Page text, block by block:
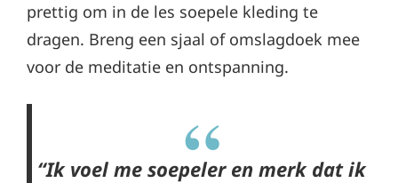
prettig om in de les soepele kleding te
dragen. Breng een sjaal of omslagdoek mee
voor de meditatie en ontspanning.
“Ik voel me soepeler en merk dat ik